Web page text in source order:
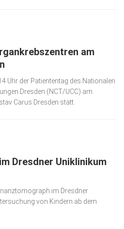
am
Uhr der Patiententag des Nationalen
Dresden (NCT/UCC) am
Carus Dresden statt.
Dresdner Uniklinikum
im Dresdner
von Kindern ab dem